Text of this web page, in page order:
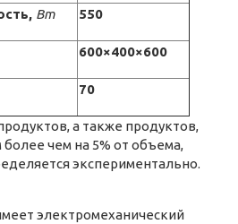
Вт 550
600×400×600
70
а также продуктов,
чем на 5% от объема,
экспериментально.
электромеханический